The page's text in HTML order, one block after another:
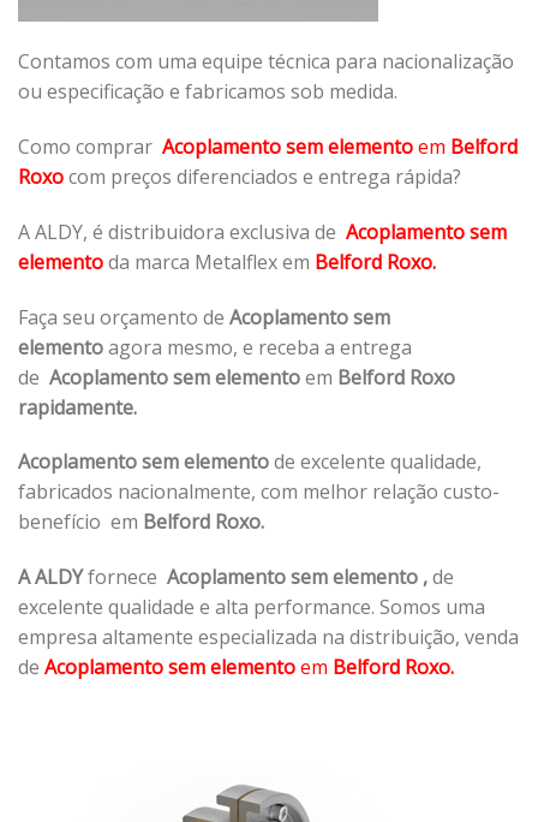
Contamos com uma equipe técnica para nacionalização
ou especificação e fabricamos sob medida.
Como comprar Acoplamento sem elementoem Belford
Roxocom preços diferenciados e entrega rápida?
A ALDY, é distribuidora exclusiva de Acoplamento sem
elementoda marca Metalflex em Belford Roxo.
Faça seu orçamento de Acoplamento sem
elementoagora mesmo, e receba a entrega
de Acoplamento sem elementoem Belford Roxo
rapidamente.
Acoplamento sem elementode excelente qualidade,
fabricados nacionalmente, com melhor relação custo-
benefício em Belford Roxo.
A ALDYfornece Acoplamento sem elemento ,de
excelente qualidade e alta performance. Somos uma
empresa altamente especializada na distribuição, venda
de Acoplamento sem elementoem Belford Roxo.